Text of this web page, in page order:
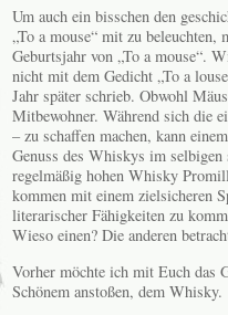
Um auch ein bisschen den
„To a mouse“ mit zu
Geburtsjahr von „To a mouse“.
nicht mit dem Gedicht „To a
Jahr später schrieb. Obwohl
Mitbewohner. Während sich die
– zu schaffen machen, kann
Genuss des Whiskys im
regelmäßig hohen Whisky
kommen mit einem zielsicheren
literarischer Fähigkeiten zu
Wieso einen? Die anderen
Vorher möchte ich mit Euch das
Schönem anstoßen, dem Whisky.